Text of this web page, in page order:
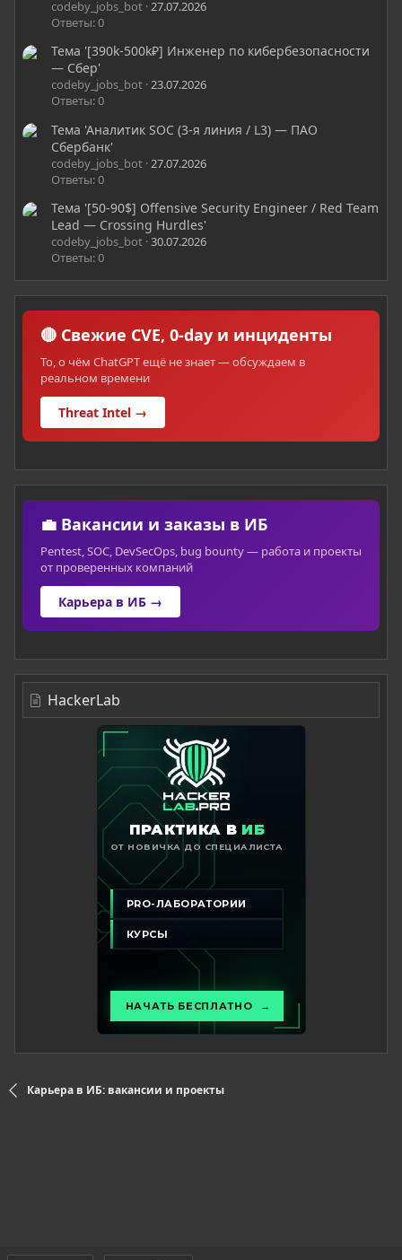
codeby_jobs_bot 27.07.2026
Ответы: 0
Тема '[390k-500k₽] Инженер по кибербезопасности
— Сбер'
codeby_jobs_bot 23.07.2026
Ответы: 0
Тема 'Аналитик SOC (3-я линия / L3) — ПАО
Сбербанк'
codeby_jobs_bot 27.07.2026
Ответы: 0
Тема '[50-90$] Offensive Security Engineer / Red Team
Lead — Crossing Hurdles'
codeby_jobs_bot 30.07.2026
Ответы: 0
🔴 Свежие CVE, 0-day и инциденты
То, о чём ChatGPT ещё не знает — обсуждаем в
реальном времени
Threat Intel →
💼 Вакансии и заказы в ИБ
Pentest, SOC, DevSecOps, bug bounty — работа и проекты
от проверенных компаний
Карьера в ИБ →
HackerLab
Карьера в ИБ: вакансии и проекты